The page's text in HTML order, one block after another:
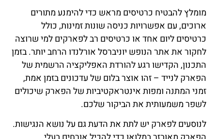
מומלץ להבטיח כרטיסים מראש כדי להימנע מתורים
ארוכים, עם אפשרויות כניסה שונות זמינות, כולל
כרטיסים ליום אחד או כרטיסים רב לפארקים למי שרוצה
לחקור את אתר הנופש יוניברסל אורלנדו הרחב יותר. בזמן
התכנון, הקדישו רגע להורדת האפליקציה הרשמית של
הפארק לנייד – זהו אוצר בלום של עדכונים בזמן אמת,
זמני המתנה ומפות אינטראקטיביות של הפארק שיכולים
לשפר משמעותית את הביקור שלכם.
לנוסעים לפארק יש לתת את הדעת גם על נושא הנגישות.